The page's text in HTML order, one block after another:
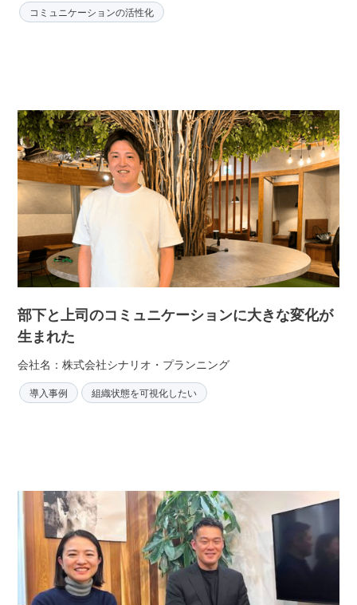
コミュニケーションの活性化
部下と上司のコミュニケーションに大きな変化が
生まれた
会社名：株式会社シナリオ・プランニング
導入事例 組織状態を可視化したい